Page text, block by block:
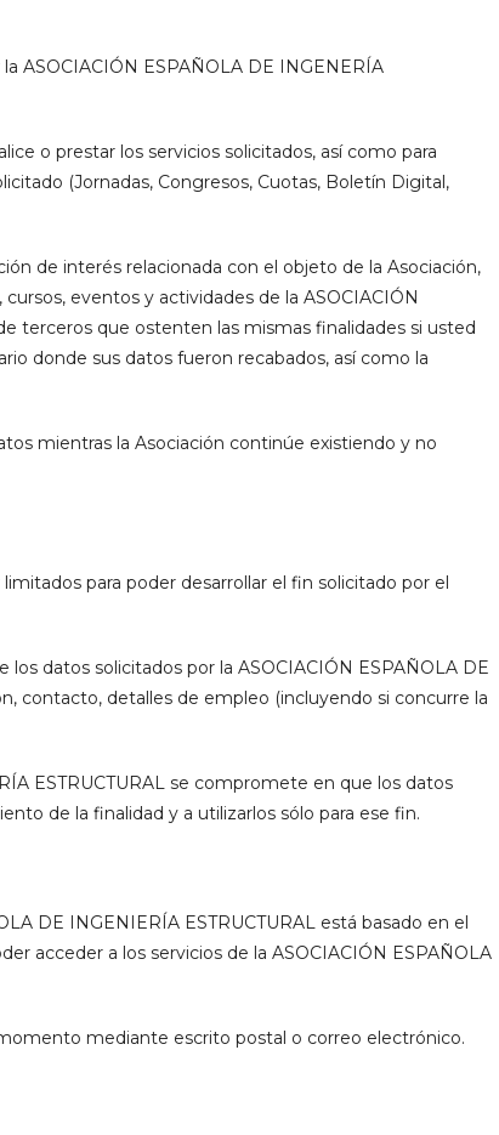
ASOCIACIÓN ESPAÑOLA DE INGENERÍA
o prestar los servicios solicitados, así como para
(Jornadas, Congresos, Cuotas, Boletín Digital,
de interés relacionada con el objeto de la Asociación,
eventos y actividades de la ASOCIACIÓN
terceros que ostenten las mismas finalidades si usted
donde sus datos fueron recabados, así como la
mientras la Asociación continúe existiendo y no
para poder desarrollar el fin solicitado por el
datos solicitados por la ASOCIACIÓN ESPAÑOLA DE
contacto, detalles de empleo (incluyendo si concurre la
ESTRUCTURAL se compromete en que los datos
de la finalidad y a utilizarlos sólo para ese fin.
DE INGENIERÍA ESTRUCTURAL está basado en el
acceder a los servicios de la ASOCIACIÓN ESPAÑOLA
mediante escrito postal o correo electrónico.